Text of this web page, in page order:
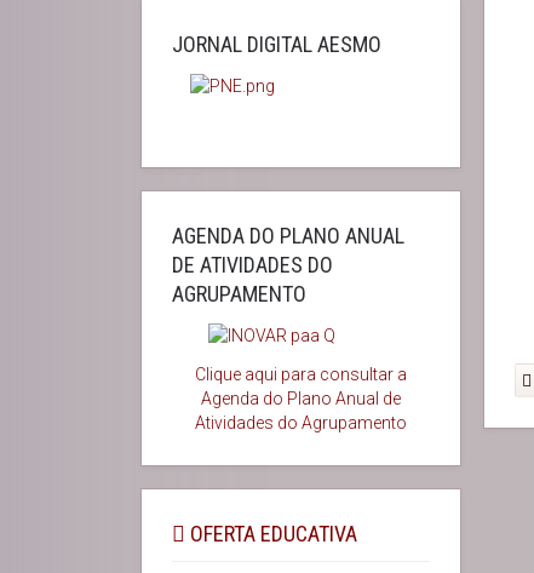
JORNAL DIGITAL AESMO
AGENDA DO PLANO ANUAL
DE ATIVIDADES DO
AGRUPAMENTO
Clique aqui para consultar a
Agenda do Plano Anual de
Atividades do Agrupamento
OFERTA EDUCATIVA